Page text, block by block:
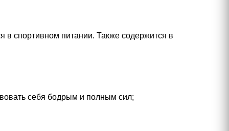
в спортивном питании. Также содержится в
себя бодрым и полным сил;